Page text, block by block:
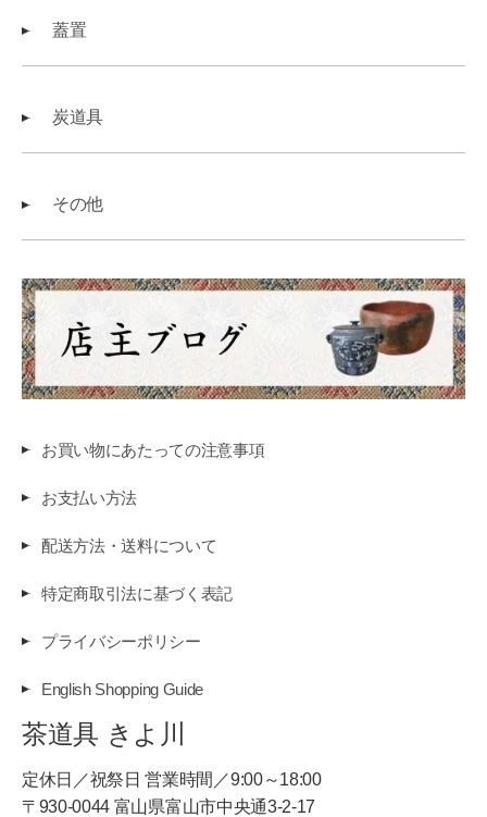
蓋置
炭道具
その他
お買い物にあたっての注意事項
お支払い方法
配送方法・送料について
特定商取引法に基づく表記
プライバシーポリシー
English Shopping Guide
茶道具 きよ川
定休日／祝祭日 営業時間／9:00～18:00
〒930-0044 富山県富山市中央通3-2-17